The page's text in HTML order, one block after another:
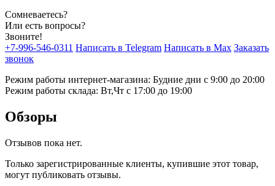
Сомневаетесь?
Или есть вопросы?
Звоните!
+7-996-546-0311 Написать в Telegram Написать в Max Заказать
звонок
Режим работы интернет-магазина: Будние дни с 9:00 до 20:00
Режим работы склада: Вт,Чт с 17:00 до 19:00
Обзоры
Отзывов пока нет.
Только зарегистрированные клиенты, купившие этот товар,
могут публиковать отзывы.